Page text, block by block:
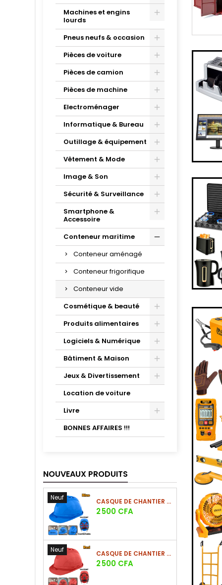
Machines et engins
lourds
Pneus neufs & occasion
Pièces de voiture
Pièces de camion
Pièces de machine
Electroménager
Informatique & Bureau
Outillage & équipement
Vêtement & Mode
Image & Son
Sécurité & Surveillance
Smartphone &
Accessoire
Conteneur maritime
Conteneur aménagé
Conteneur frigorifique
Conteneur vide
Cosmétique & beauté
Produits alimentaires
Logiciels & Numérique
Bâtiment & Maison
Jeux & Divertissement
Location de voiture
Livre
BONNES AFFAIRES !!!
NOUVEAUX PRODUITS
Neuf CASQUE DE CHANTIER BLEU EN PE 380G
Prix
2 500 CFA
Neuf CASQUE DE CHANTIER ROUGE EN PE 380G
Prix
2 500 CFA